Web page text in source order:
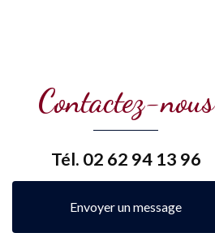
Contactez-nous
Tél. 02 62 94 13 96
Envoyer un message